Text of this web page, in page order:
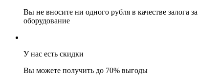
Вы не вносите ни одного рубля в качестве залога за
оборудование
У нас есть скидки
Вы можете получить до 70% выгоды